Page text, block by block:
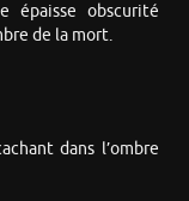
épaisse obscurité
de la mort.
dans l’ombre